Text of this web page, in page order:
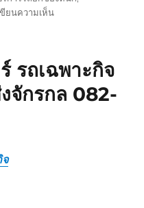
ขียนความเห็นบน
ของ
10
รถเฉพาะกิจ
จักรกล 082-
จ